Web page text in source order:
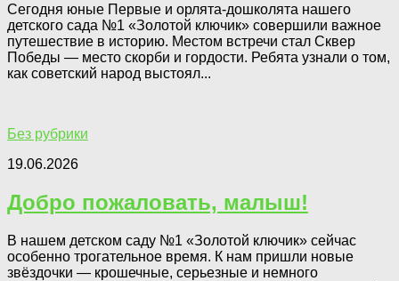
Сегодня юные Первые и орлята-дошколята нашего
детского сада №1 «Золотой ключик» совершили важное
путешествие в историю. Местом встречи стал Сквер
Победы — место скорби и гордости. Ребята узнали о том,
как советский народ выстоял...
Без рубрики
19.06.2026
Добро пожаловать, малыш!
В нашем детском саду №1 «Золотой ключик» сейчас
особенно трогательное время. К нам пришли новые
звёздочки — крошечные, серьезные и немного